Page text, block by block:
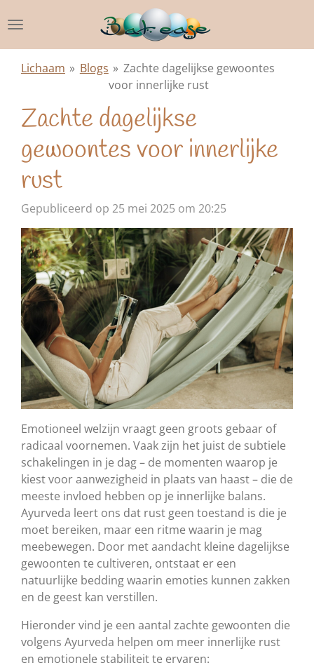
direct
naar
Lichaam » Blogs » Zachte dagelijkse gewoontes
voor innerlijke rust
Zachte dagelijkse
gewoontes voor innerlijke
rust
Gepubliceerd op 25 mei 2025 om 20:25
Emotioneel welzijn vraagt geen groots gebaar of
radicaal voornemen. Vaak zijn het juist de subtiele
schakelingen in je dag – de momenten waarop je
kiest voor aanwezigheid in plaats van haast – die de
meeste invloed hebben op je innerlijke balans.
Ayurveda leert ons dat rust geen toestand is die je
moet bereiken, maar een ritme waarin je mag
meebewegen. Door met aandacht kleine dagelijkse
gewoonten te cultiveren, ontstaat er een
natuurlijke bedding waarin emoties kunnen zakken
en de geest kan verstillen.
Hieronder vind je een aantal zachte gewoonten die
volgens Ayurveda helpen om meer innerlijke rust
en emotionele stabiliteit te ervaren: